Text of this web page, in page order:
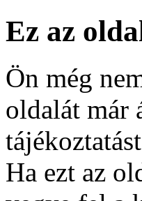
Ez az
Ön még
oldalát már
Ha ezt az